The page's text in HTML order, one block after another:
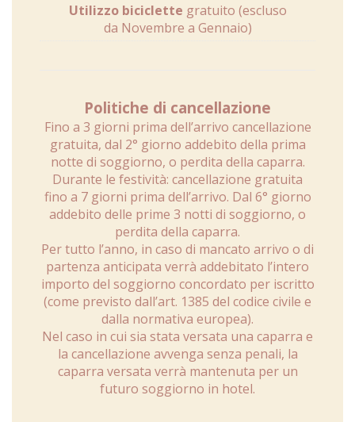
Utilizzo biciclette gratuito (escluso
da Novembre a Gennaio)
Politiche di cancellazione
Fino a 3 giorni prima dell’arrivo cancellazione
gratuita, dal 2° giorno addebito della prima
notte di soggiorno, o perdita della caparra.
Durante le festività: cancellazione gratuita
fino a 7 giorni prima dell’arrivo. Dal 6° giorno
addebito delle prime 3 notti di soggiorno, o
perdita della caparra.
Per tutto l’anno, in caso di mancato arrivo o di
partenza anticipata verrà addebitato l’intero
importo del soggiorno concordato per iscritto
(come previsto dall’art. 1385 del codice civile e
dalla normativa europea).
Nel caso in cui sia stata versata una caparra e
la cancellazione avvenga senza penali, la
caparra versata verrà mantenuta per un
futuro soggiorno in hotel.